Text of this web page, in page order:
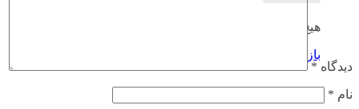
هیچ محصولی در سبد خرید نیست.
بازگشت به فروشگاه
دیدگاه *
نام *